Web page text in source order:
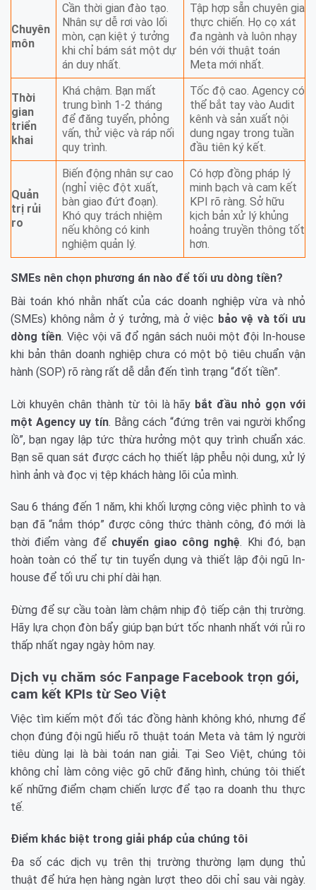
Chuyên
môn
Cần thời gian đào tạo.
Nhân sự dễ rơi vào lối
mòn, cạn kiệt ý tưởng
khi chỉ bám sát một dự
án duy nhất.
Tập hợp sẵn chuyên gia
thực chiến. Họ cọ xát
đa ngành và luôn nhạy
bén với thuật toán
Meta mới nhất.
Thời
gian
triển
khai
Khá chậm. Bạn mất
trung bình 1-2 tháng
để đăng tuyển, phỏng
vấn, thử việc và ráp nối
quy trình.
Tốc độ cao. Agency có
thể bắt tay vào Audit
kênh và sản xuất nội
dung ngay trong tuần
đầu tiên ký kết.
Quản
trị rủi
ro
Biến động nhân sự cao
(nghỉ việc đột xuất,
bàn giao đứt đoạn).
Khó quy trách nhiệm
nếu không có kinh
nghiệm quản lý.
Có hợp đồng pháp lý
minh bạch và cam kết
KPI rõ ràng. Sở hữu
kịch bản xử lý khủng
hoảng truyền thông tốt
hơn.
SMEs nên chọn phương án nào để tối ưu dòng tiền?
Bài toán khó nhằn nhất của các doanh nghiệp vừa và nhỏ
(SMEs) không nằm ở ý tưởng, mà ở việc bảo vệ và tối ưu
dòng tiền. Việc vội vã đổ ngân sách nuôi một đội In-house
khi bản thân doanh nghiệp chưa có một bộ tiêu chuẩn vận
hành (SOP) rõ ràng rất dễ dẫn đến tình trạng “đốt tiền”.
Lời khuyên chân thành từ tôi là hãy bắt đầu nhỏ gọn với
một Agency uy tín. Bằng cách “đứng trên vai người khổng
lồ”, bạn ngay lập tức thừa hưởng một quy trình chuẩn xác.
Bạn sẽ quan sát được cách họ thiết lập phễu nội dung, xử lý
hình ảnh và đọc vị tệp khách hàng lõi của mình.
Sau 6 tháng đến 1 năm, khi khối lượng công việc phình to và
bạn đã “nắm thóp” được công thức thành công, đó mới là
thời điểm vàng để chuyển giao công nghệ. Khi đó, bạn
hoàn toàn có thể tự tin tuyển dụng và thiết lập đội ngũ In-
house để tối ưu chi phí dài hạn.
Đừng để sự cầu toàn làm chậm nhịp độ tiếp cận thị trường.
Hãy lựa chọn đòn bẩy giúp bạn bứt tốc nhanh nhất với rủi ro
thấp nhất ngay ngày hôm nay.
Dịch vụ chăm sóc Fanpage Facebook trọn gói,
cam kết KPIs từ Seo Việt
Việc tìm kiếm một đối tác đồng hành không khó, nhưng để
chọn đúng đội ngũ hiểu rõ thuật toán Meta và tâm lý người
tiêu dùng lại là bài toán nan giải. Tại Seo Việt, chúng tôi
không chỉ làm công việc gõ chữ đăng hình, chúng tôi thiết
kế những điểm chạm chiến lược để tạo ra doanh thu thực
tế.
Điểm khác biệt trong giải pháp của chúng tôi
Đa số các dịch vụ trên thị trường thường lạm dụng thủ
thuật để hứa hẹn hàng ngàn lượt theo dõi chỉ sau vài ngày.